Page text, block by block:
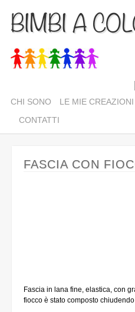
BIMBI A
CHI SONO LE MIE CREAZIONI
CONTATTI
FASCIA CON
Fascia in lana fine, elastica, con
fiocco è stato composto